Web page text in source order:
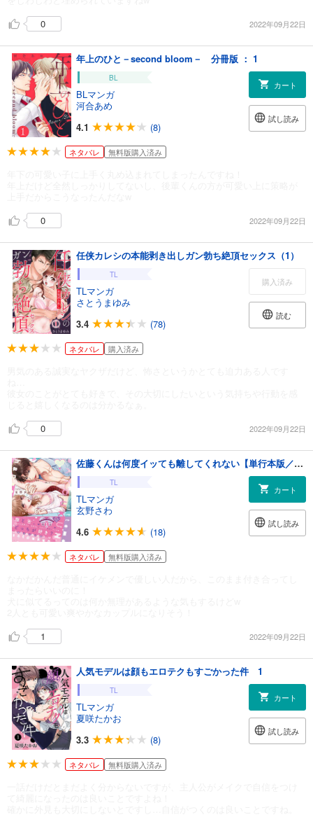
0
2022年09月22日
年上のひと－second bloom－ 分冊版 ： 1
BL
BLマンガ
河合あめ
4.1
(8)
カート
試し読み
ネタバレ 無料版購入済み
0
2022年09月22日
任侠カレシの本能剥き出しガン勃ち絶頂セックス（1）
TL
TLマンガ
さとうまゆみ
3.4
(78)
購入済み
読む
ネタバレ 購入済み
0
2022年09月22日
佐藤くんは何度イッても離してくれない【単行本版／電子限定おまけ付き】
TL
TLマンガ
玄野さわ
4.6
(18)
カート
試し読み
ネタバレ 無料版購入済み
1
2022年09月22日
人気モデルは顔もエロテクもすごかった件 1
TL
TLマンガ
夏咲たかお
3.3
(8)
カート
試し読み
ネタバレ 無料版購入済み